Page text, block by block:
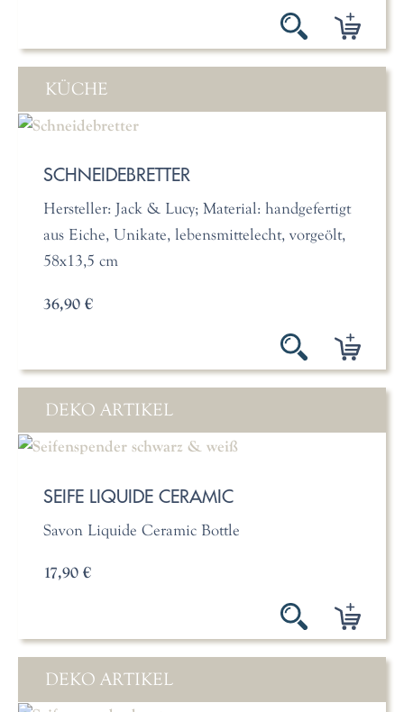
KÜCHE
SCHNEIDEBRETTER
Hersteller: Jack & Lucy; Material: handgefertigt
aus Eiche, Unikate, lebensmittelecht, vorgeölt,
58x13,5 cm
36,90 €
DEKO ARTIKEL
SEIFE LIQUIDE CERAMIC
Savon Liquide Ceramic Bottle
17,90 €
DEKO ARTIKEL